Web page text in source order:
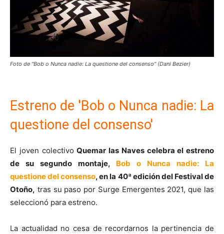
Foto de "Bob o Nunca nadie: La questione del consenso" (Dani Bezier)
Estreno de 'Bob o Nunca nadie: La
questione del consenso'
El joven colectivoQuemar las Naves celebra el estreno
de su segundo montaje, Bob o Nunca nadie: La
questione del consenso, en la 40ª edición del Festival de
Otoño, tras su paso por Surge Emergentes 2021, que las
seleccionó para estreno.
La actualidad no cesa de recordarnos la pertinencia de